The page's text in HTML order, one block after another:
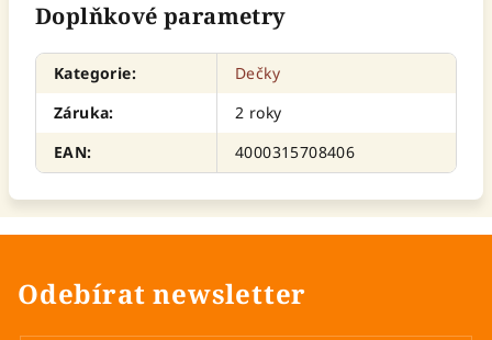
Doplňkové parametry
Kategorie:
Dečky
Záruka:
2 roky
EAN: 4000315708406
Odebírat newsletter